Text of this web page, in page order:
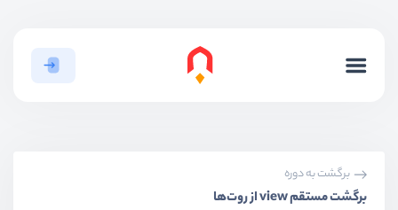
برگشت به دوره
برگشت مستقم view از روت‌ها